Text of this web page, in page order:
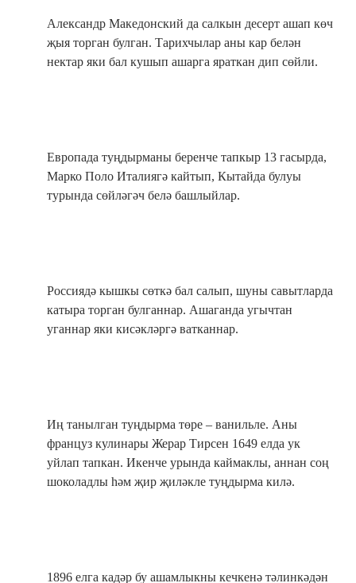
Александр Македонский да салкын десерт ашап көч
җыя торган булган. Тарихчылар аны кар белән
нектар яки бал кушып ашарга яраткан дип сөйли.
Европада туңдырманы беренче тапкыр 13 гасырда,
Марко Поло Италиягә кайтып, Кытайда булуы
турында сөйләгәч белә башлыйлар.
Россиядә кышкы сөткә бал салып, шуны савытларда
катыра торган булганнар. Ашаганда угычтан
уганнар яки кисәкләргә ватканнар.
Иң танылган туңдырма төре – ванильле. Аны
француз кулинары Жерар Тирсен 1649 елда ук
уйлап тапкан. Икенче урында каймаклы, аннан соң
шоколадлы һәм җир җиләкле туңдырма килә.
1896 елга кадәр бу ашамлыкны кечкенә тәлинкәдән